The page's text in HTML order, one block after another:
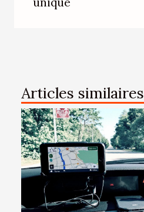
Articles similaires